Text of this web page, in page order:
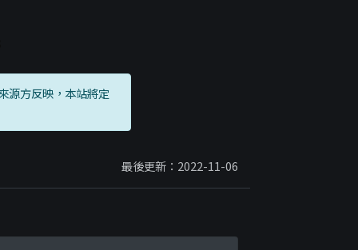
源方反映，本站將定
最後更新：2022-11-06